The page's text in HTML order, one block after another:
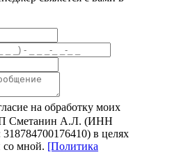
на обработку моих
Сметанин А.Л. (ИНН
в целях
со мной. [Политика